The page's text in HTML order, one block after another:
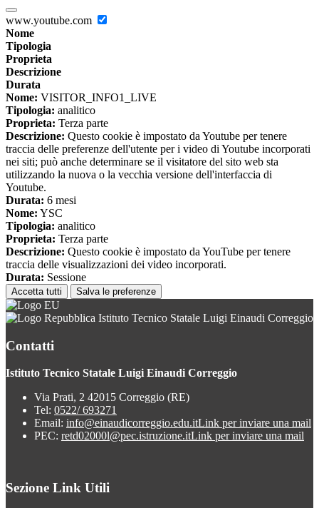
www.youtube.com
Nome
Tipologia
Proprieta
Descrizione
Durata
Nome: VISITOR_INFO1_LIVE
Tipologia: analitico
Proprieta: Terza parte
Descrizione: Questo cookie è impostato da Youtube per tenere
traccia delle preferenze dell'utente per i video di Youtube incorporati
nei siti; può anche determinare se il visitatore del sito web sta
utilizzando la nuova o la vecchia versione dell'interfaccia di
Youtube.
Durata: 6 mesi
Nome: YSC
Tipologia: analitico
Proprieta: Terza parte
Descrizione: Questo cookie è impostato da YouTube per tenere
traccia delle visualizzazioni dei video incorporati.
Durata: Sessione
Accetta tutti Salva le preferenze
Istituto Tecnico Statale Luigi Einaudi Correggio
Contatti
Istituto Tecnico Statale Luigi Einaudi Correggio
Via Prati, 2 42015 Correggio (RE)
Tel: 0522/ 693271
Email: info@einaudicorreggio.edu.itLink per inviare una mail
PEC: retd02000l@pec.istruzione.itLink per inviare una mail
Sezione Link Utili